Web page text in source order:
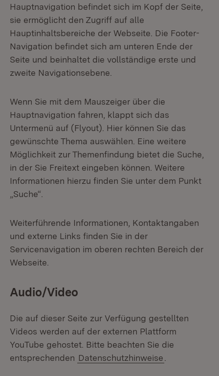
Hauptnavigation befindet sich im Kopf der Seite,
sie ermöglicht den Zugriff auf alle
Hauptinhaltsbereiche der Webseite. Die Footer-
Navigation befindet sich am unteren Ende der
Seite und beinhaltet die vollständige erste und
zweite Navigationsebene.
Wenn Sie mit dem Mauszeiger über die
Hauptnavigation fahren, klappt sich das
Untermenü auf (Flyout). Hier können Sie das
gewünschte Thema auswählen. Eine weitere
Möglichkeit zur Themenfindung bietet die Suche,
in der Sie Freitext eingeben können. Weitere
Informationen hierzu finden Sie unter dem Punkt
„Suche“.
Weiterführende Informationen, Kontaktangaben
und externe Links finden Sie in der
Servicenavigation im oberen rechten Bereich der
Webseite.
Audio/Video
Die auf dieser Seite zur Verfügung gestellten
Videos werden auf der externen Plattform
YouTube gehostet. Bitte beachten Sie die
entsprechenden Datenschutzhinweise